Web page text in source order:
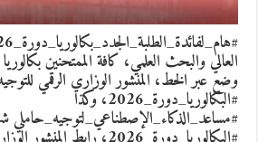
وضع عبر الخط، المنشور الوزاري الرقمي
#البكالوريا_دورة_2026، وكذا
#مساعد_الذكاء_الإصطناعي_لتوجيه_حاملي